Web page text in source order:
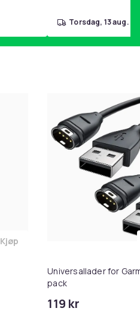
torsdag, 13 aug.
Legg Toppik - 27,5g - Dark
Kjøp
Universallader for
pack
119 kr